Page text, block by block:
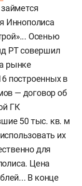
Иннополиса
Осенью
РТ совершил
рынке
построенных в
— договор об
ГК
50 тыс. кв. м
их
для
Цена
В конце